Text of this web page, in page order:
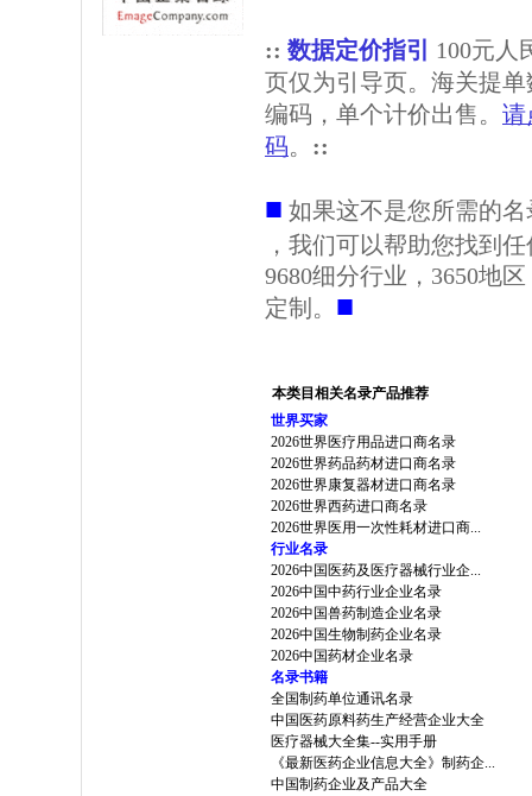
:: 数据定价指引
100元人
页仅为引导页。海关提
编码，单个计价出售。 请
码。 ::
■ 如果这不是您所需的
，我们可以帮助您找到
9680细分行业，3650地
定制。 ■
本类目相关名录产品推荐
世界买家
2026世界医疗用品进口商名录
2026世界药品药材进口商名录
2026世界康复器材进口商名录
2026世界西药进口商名录
2026世界医用一次性耗材进口商...
行业名录
2026中国医药及医疗器械行业企...
2026中国中药行业企业名录
2026中国兽药制造企业名录
2026中国生物制药企业名录
2026中国药材企业名录
名录书籍
全国制药单位通讯名录
中国医药原料药生产经营企业大全
医疗器械大全集--实用手册
《最新医药企业信息大全》制药企...
中国制药企业及产品大全